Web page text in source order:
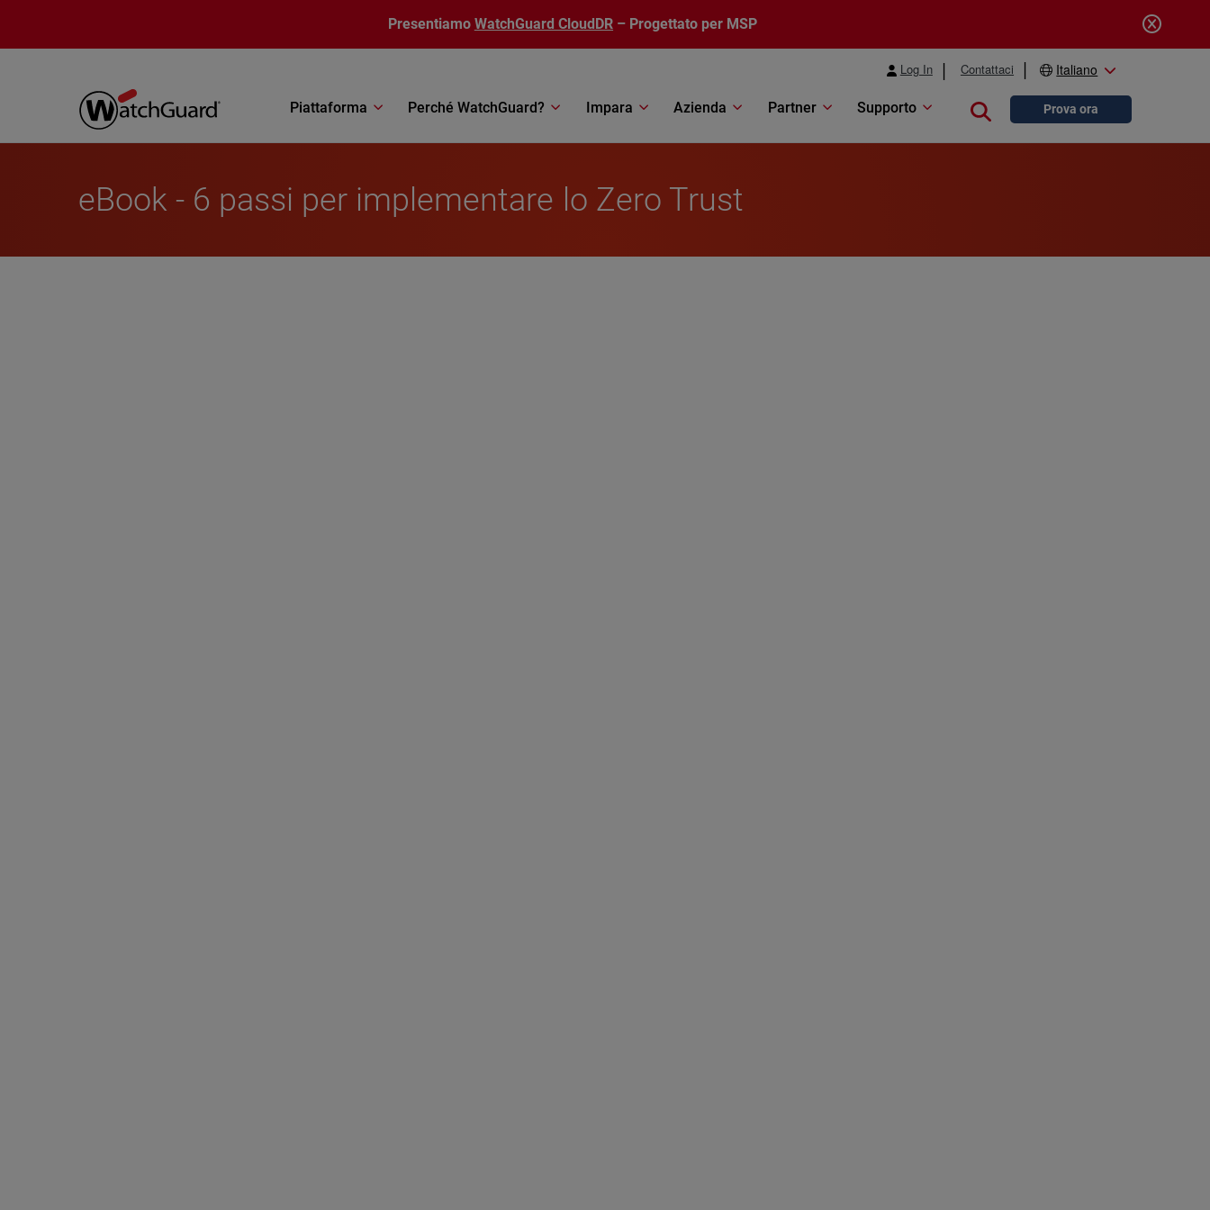
Presentiamo WatchGuard CloudDR – Progettato per MSP
Log In Contattaci Italiano
Piattaforma Perché WatchGuard? Impara Azienda Partner Supporto Close searchProva ora
eBook - 6 passi per implementare lo Zero Trust